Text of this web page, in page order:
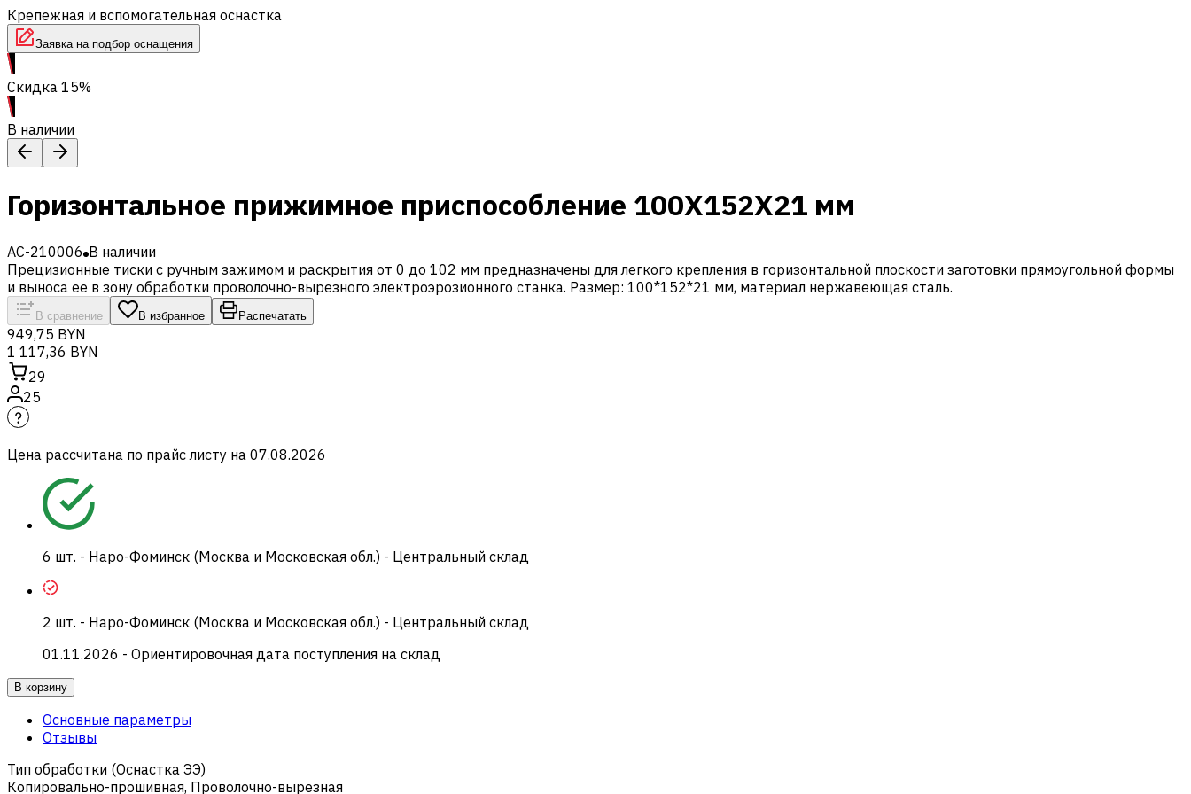
Крепежная и вспомогательная оснастка
Заявка на подбор оснащения
Скидка 15%
В наличии
Горизонтальное прижимное приспособление 100X152X21 мм
AC-210006 В наличии
Прецизионные тиски с ручным зажимом и раскрытия от 0 до 102 мм предназначены для легкого крепления в горизонтальной плоскости заготовки прямоугольной формы
и выноса ее в зону обработки проволочно-вырезного электроэрозионного станка. Размер: 100*152*21 мм, материал нержавеющая сталь.
В сравнение В избранное Распечатать
949,75 BYN
1 117,36 BYN
29
25
Цена рассчитана по прайс листу на 07.08.2026
6 шт. - Наро-Фоминск (Москва и Московская обл.) - Центральный склад
2 шт. - Наро-Фоминск (Москва и Московская обл.) - Центральный склад
01.11.2026 - Ориентировочная дата поступления на склад
В корзину
Основные параметры
Отзывы
Тип обработки (Оснастка ЭЭ)
Копировально-прошивная, Проволочно-вырезная